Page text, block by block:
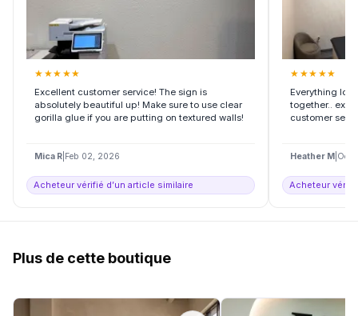
★ ★★ ★★
Excellent customer service! The sign is
absolutely beautiful up! Make sure to use clear
gorilla glue if you are putting on textured walls!
Mica R Feb 02, 2026
Acheteur vérifié d’un article similaire
★ ★★ ★★
Everything
together..
customer
Heather M Oct
Acheteur
Plus de cette boutique